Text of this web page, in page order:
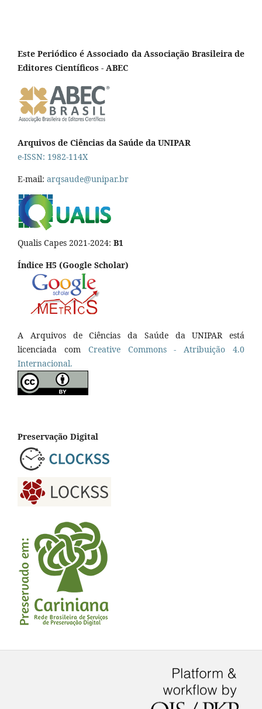
Este Periódico é Associado da Associação Brasileira de
Editores Científicos - ABEC
Arquivos de Ciências da Saúde da UNIPAR
e-ISSN: 1982-114X
E-mail: arqsaude@unipar.br
Qualis Capes 2021-2024: B1
Índice H5 (Google Scholar)
A Arquivos de Ciências da Saúde da UNIPAR está
licenciada com Creative Commons - Atribuição 4.0
Internacional.
Preservação Digital